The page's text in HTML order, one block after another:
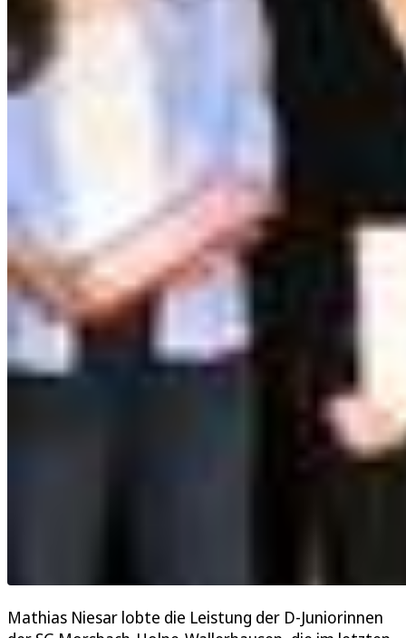
Mathias Niesar lobte die Leistung der D-Juniorinnen